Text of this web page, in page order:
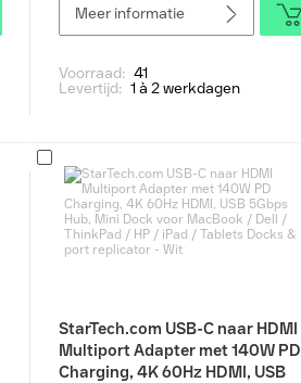
Meer informatie
Voorraad: 41
Levertijd: 1 à 2 werkdagen
StarTech.com USB-C naar HDMI
Multiport Adapter met 140W PD
Charging, 4K 60Hz HDMI, USB